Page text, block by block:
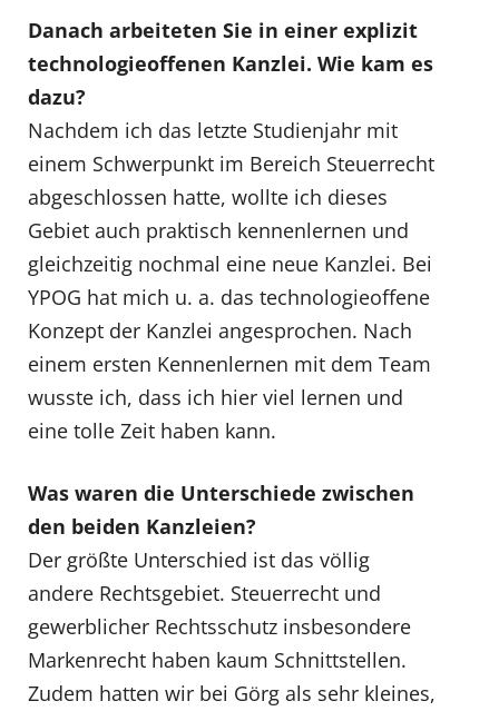
Danach arbeiteten Sie in einer explizit
technologieoffenen Kanzlei. Wie kam es
dazu?
Nachdem ich das letzte Studienjahr mit
einem Schwerpunkt im Bereich Steuerrecht
abgeschlossen hatte, wollte ich dieses
Gebiet auch praktisch kennenlernen und
gleichzeitig nochmal eine neue Kanzlei. Bei
YPOG hat mich u. a. das technologieoffene
Konzept der Kanzlei angesprochen. Nach
einem ersten Kennenlernen mit dem Team
wusste ich, dass ich hier viel lernen und
eine tolle Zeit haben kann.
Was waren die Unterschiede zwischen
den beiden Kanzleien?
Der größte Unterschied ist das völlig
andere Rechtsgebiet. Steuerrecht und
gewerblicher Rechtsschutz insbesondere
Markenrecht haben kaum Schnittstellen.
Zudem hatten wir bei Görg als sehr kleines,